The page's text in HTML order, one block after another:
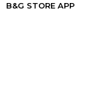
B&G STORE APP